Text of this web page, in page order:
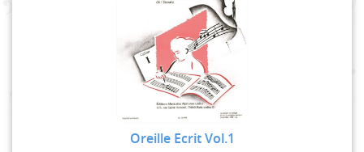
Oreille Ecrit Vol.1